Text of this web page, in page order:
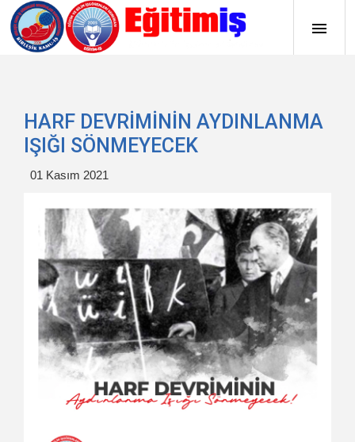
HARF DEVRİMİNİN AYDINLANMA
IŞIĞI SÖNMEYECEK
01 Kasım 2021